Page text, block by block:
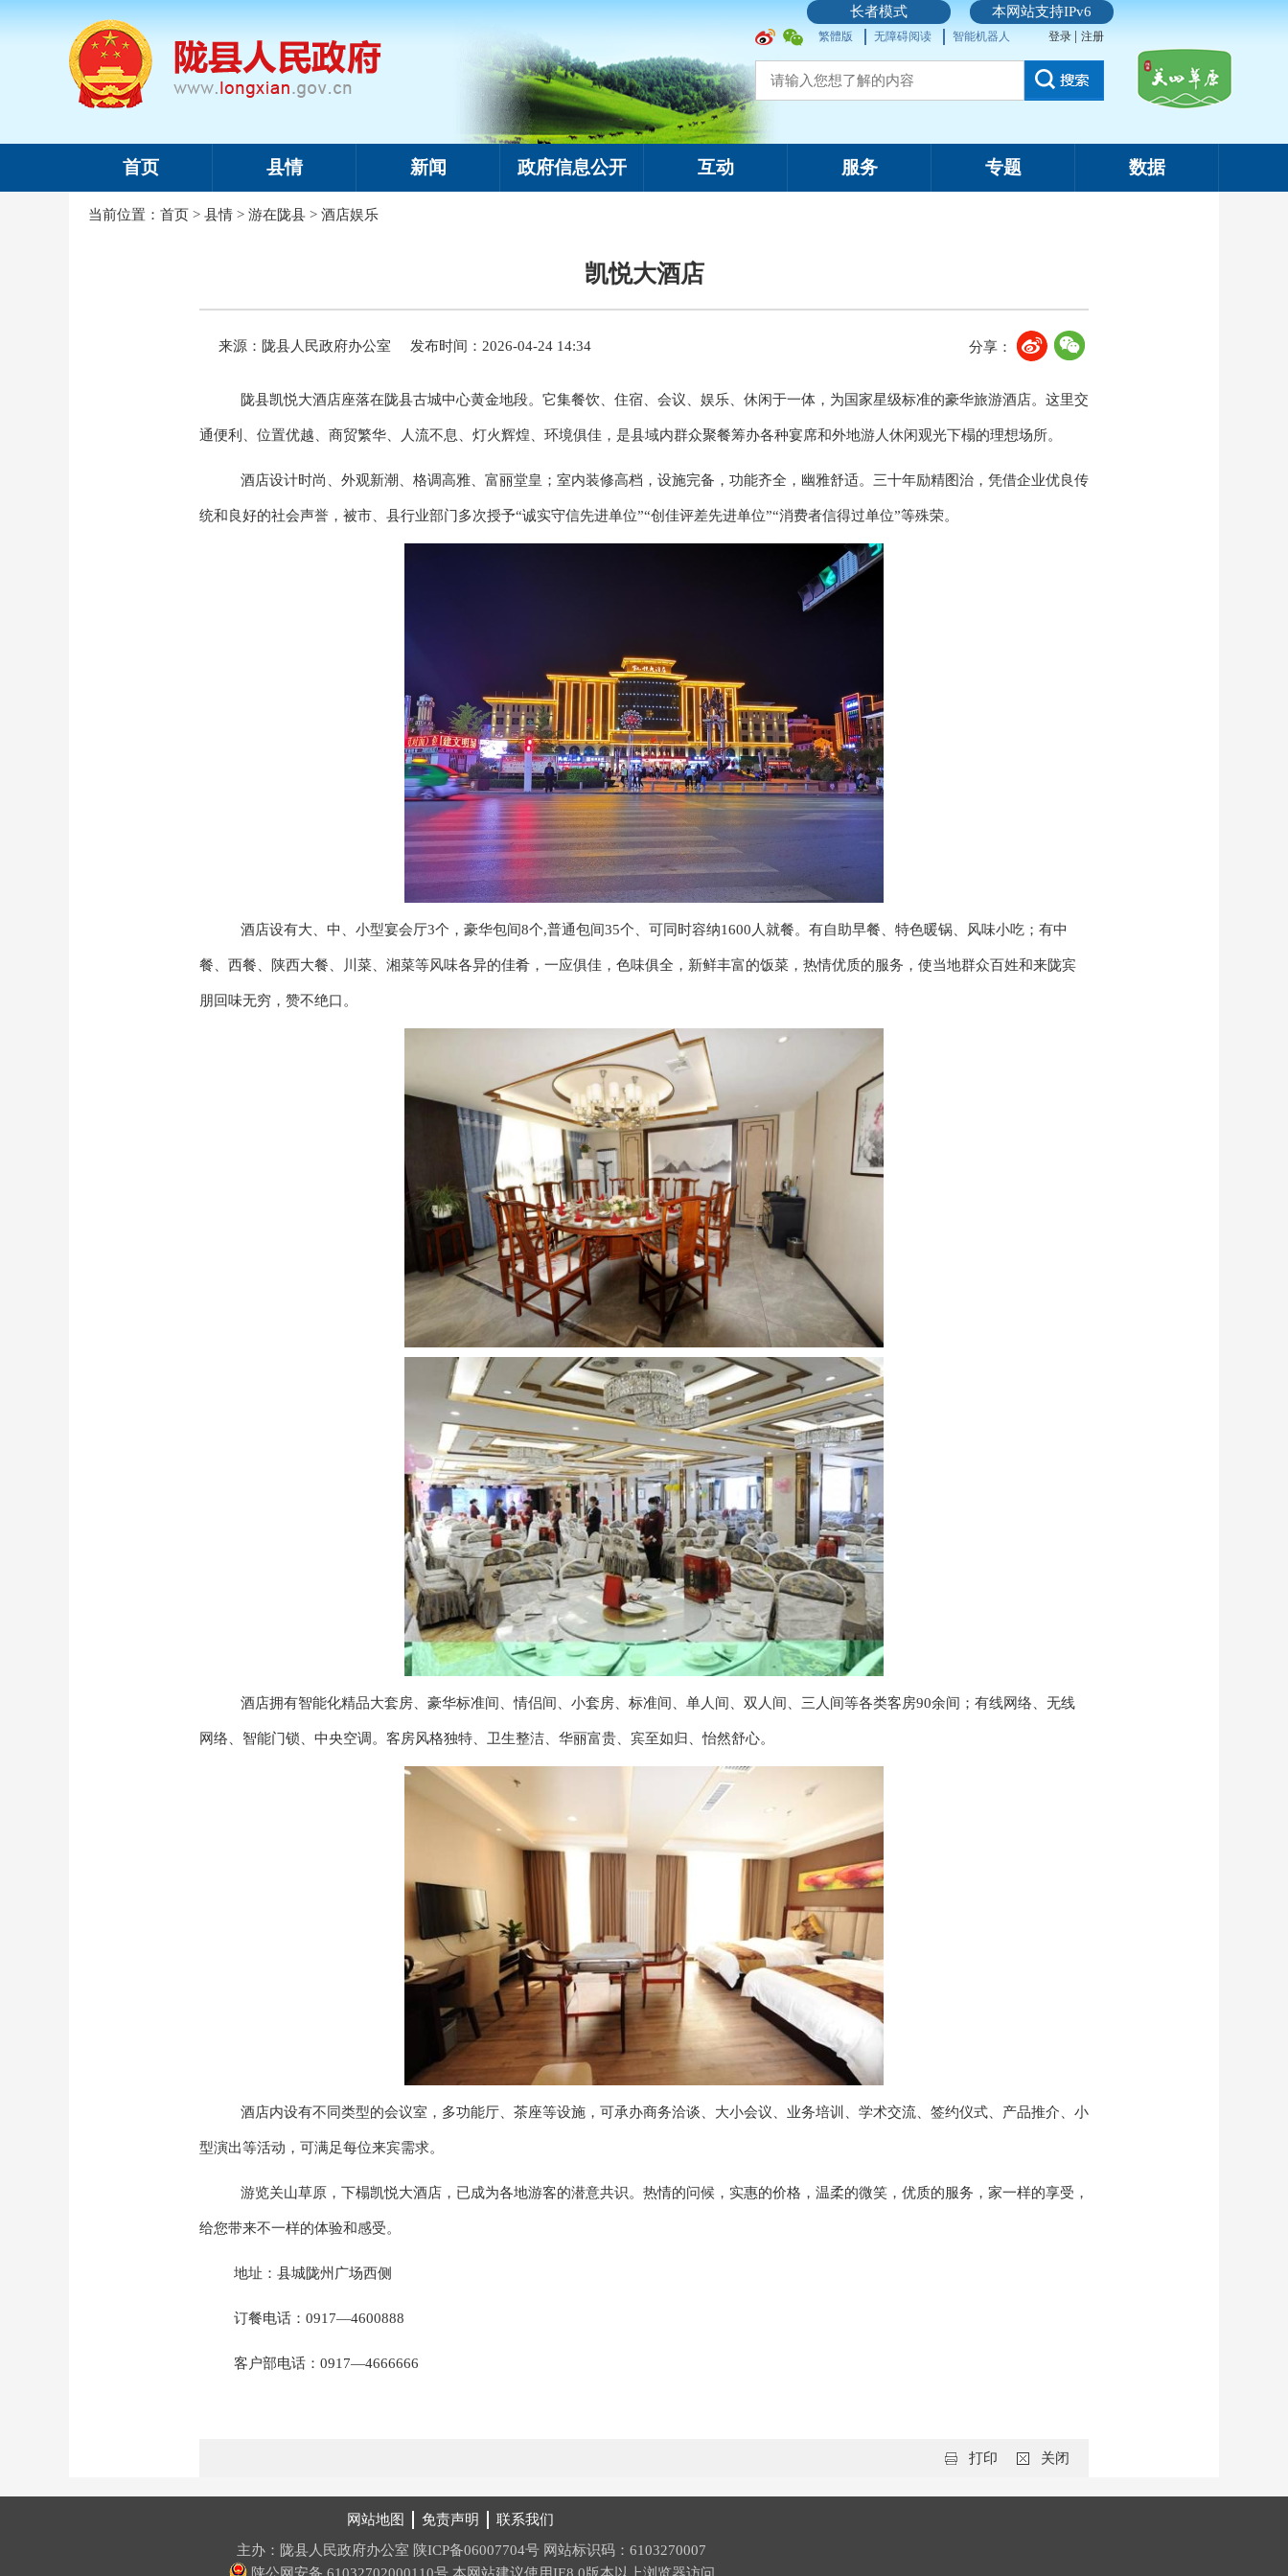
本网站支持IPv6
长者模式
繁體版 无障碍阅读 智能机器人 登录 | 注册
首页 县情 新闻 政府信息公开 互动 服务 专题 数据
当前位置： 首页 > 县情 > 游在陇县 > 酒店娱乐
凯悦大酒店
来源：陇县人民政府办公室 发布时间：2026-04-24 14:34 分享：
陇县凯悦大酒店座落在陇县古城中心黄金地段。它集餐饮、住宿、会议、娱乐、休闲于一体，为国家星级标准的豪华旅游酒店。这里交
通便利、位置优越、商贸繁华、人流不息、灯火辉煌、环境俱佳，是县域内群众聚餐筹办各种宴席和外地游人休闲观光下榻的理想场所。
酒店设计时尚、外观新潮、格调高雅、富丽堂皇；室内装修高档，设施完备，功能齐全，幽雅舒适。三十年励精图治，凭借企业优良传
统和良好的社会声誉，被市、县行业部门多次授予“诚实守信先进单位”“创佳评差先进单位”“消费者信得过单位”等殊荣。
酒店设有大、中、小型宴会厅3个，豪华包间8个,普通包间35个、可同时容纳1600人就餐。有自助早餐、特色暖锅、风味小吃；有中
餐、西餐、陕西大餐、川菜、湘菜等风味各异的佳肴，一应俱佳，色味俱全，新鲜丰富的饭菜，热情优质的服务，使当地群众百姓和来陇宾
朋回味无穷，赞不绝口。
酒店拥有智能化精品大套房、豪华标准间、情侣间、小套房、标准间、单人间、双人间、三人间等各类客房90余间；有线网络、无线
网络、智能门锁、中央空调。客房风格独特、卫生整洁、华丽富贵、宾至如归、怡然舒心。
酒店内设有不同类型的会议室，多功能厅、茶座等设施，可承办商务洽谈、大小会议、业务培训、学术交流、签约仪式、产品推介、小
型演出等活动，可满足每位来宾需求。
游览关山草原，下榻凯悦大酒店，已成为各地游客的潜意共识。热情的问候，实惠的价格，温柔的微笑，优质的服务，家一样的享受，
给您带来不一样的体验和感受。
地址：县城陇州广场西侧
订餐电话： 0917—4600888
客户部电话： 0917—4666666
关闭
打印
网站地图 免责声明
联系我们
主办：陇县人民政府办公室 陕ICP备06007704号 网站标识码：6103270007